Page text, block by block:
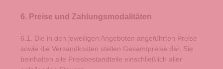
6. Preise und Zahlungsmodalitäten
6.1. Die in den jeweiligen Angeboten angeführten Preise
sowie die Versandkosten stellen Gesamtpreise dar. Sie
beinhalten alle Preisbestandteile einschließlich aller